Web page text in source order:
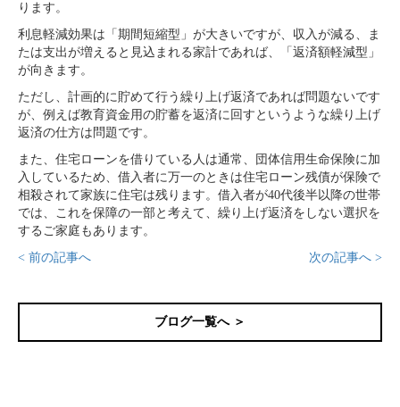
ります。
利息軽減効果は「期間短縮型」が大きいですが、収入が減る、ま
たは支出が増えると見込まれる家計であれば、「返済額軽減型」
が向きます。
ただし、計画的に貯めて行う繰り上げ返済であれば問題ないです
が、例えば教育資金用の貯蓄を返済に回すというような繰り上げ
返済の仕方は問題です。
また、住宅ローンを借りている人は通常、団体信用生命保険に加
入しているため、借入者に万一のときは住宅ローン残債が保険で
相殺されて家族に住宅は残ります。借入者が40代後半以降の世帯
では、これを保障の一部と考えて、繰り上げ返済をしない選択を
するご家庭もあります。
< 前の記事へ
次の記事へ >
ブログ一覧へ ＞